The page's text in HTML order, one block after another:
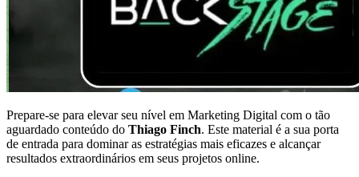
Prepare-se para elevar seu nível em Marketing Digital com o tão
aguardado conteúdo do Thiago Finch. Este material é a sua porta
de entrada para dominar as estratégias mais eficazes e alcançar
resultados extraordinários em seus projetos online.